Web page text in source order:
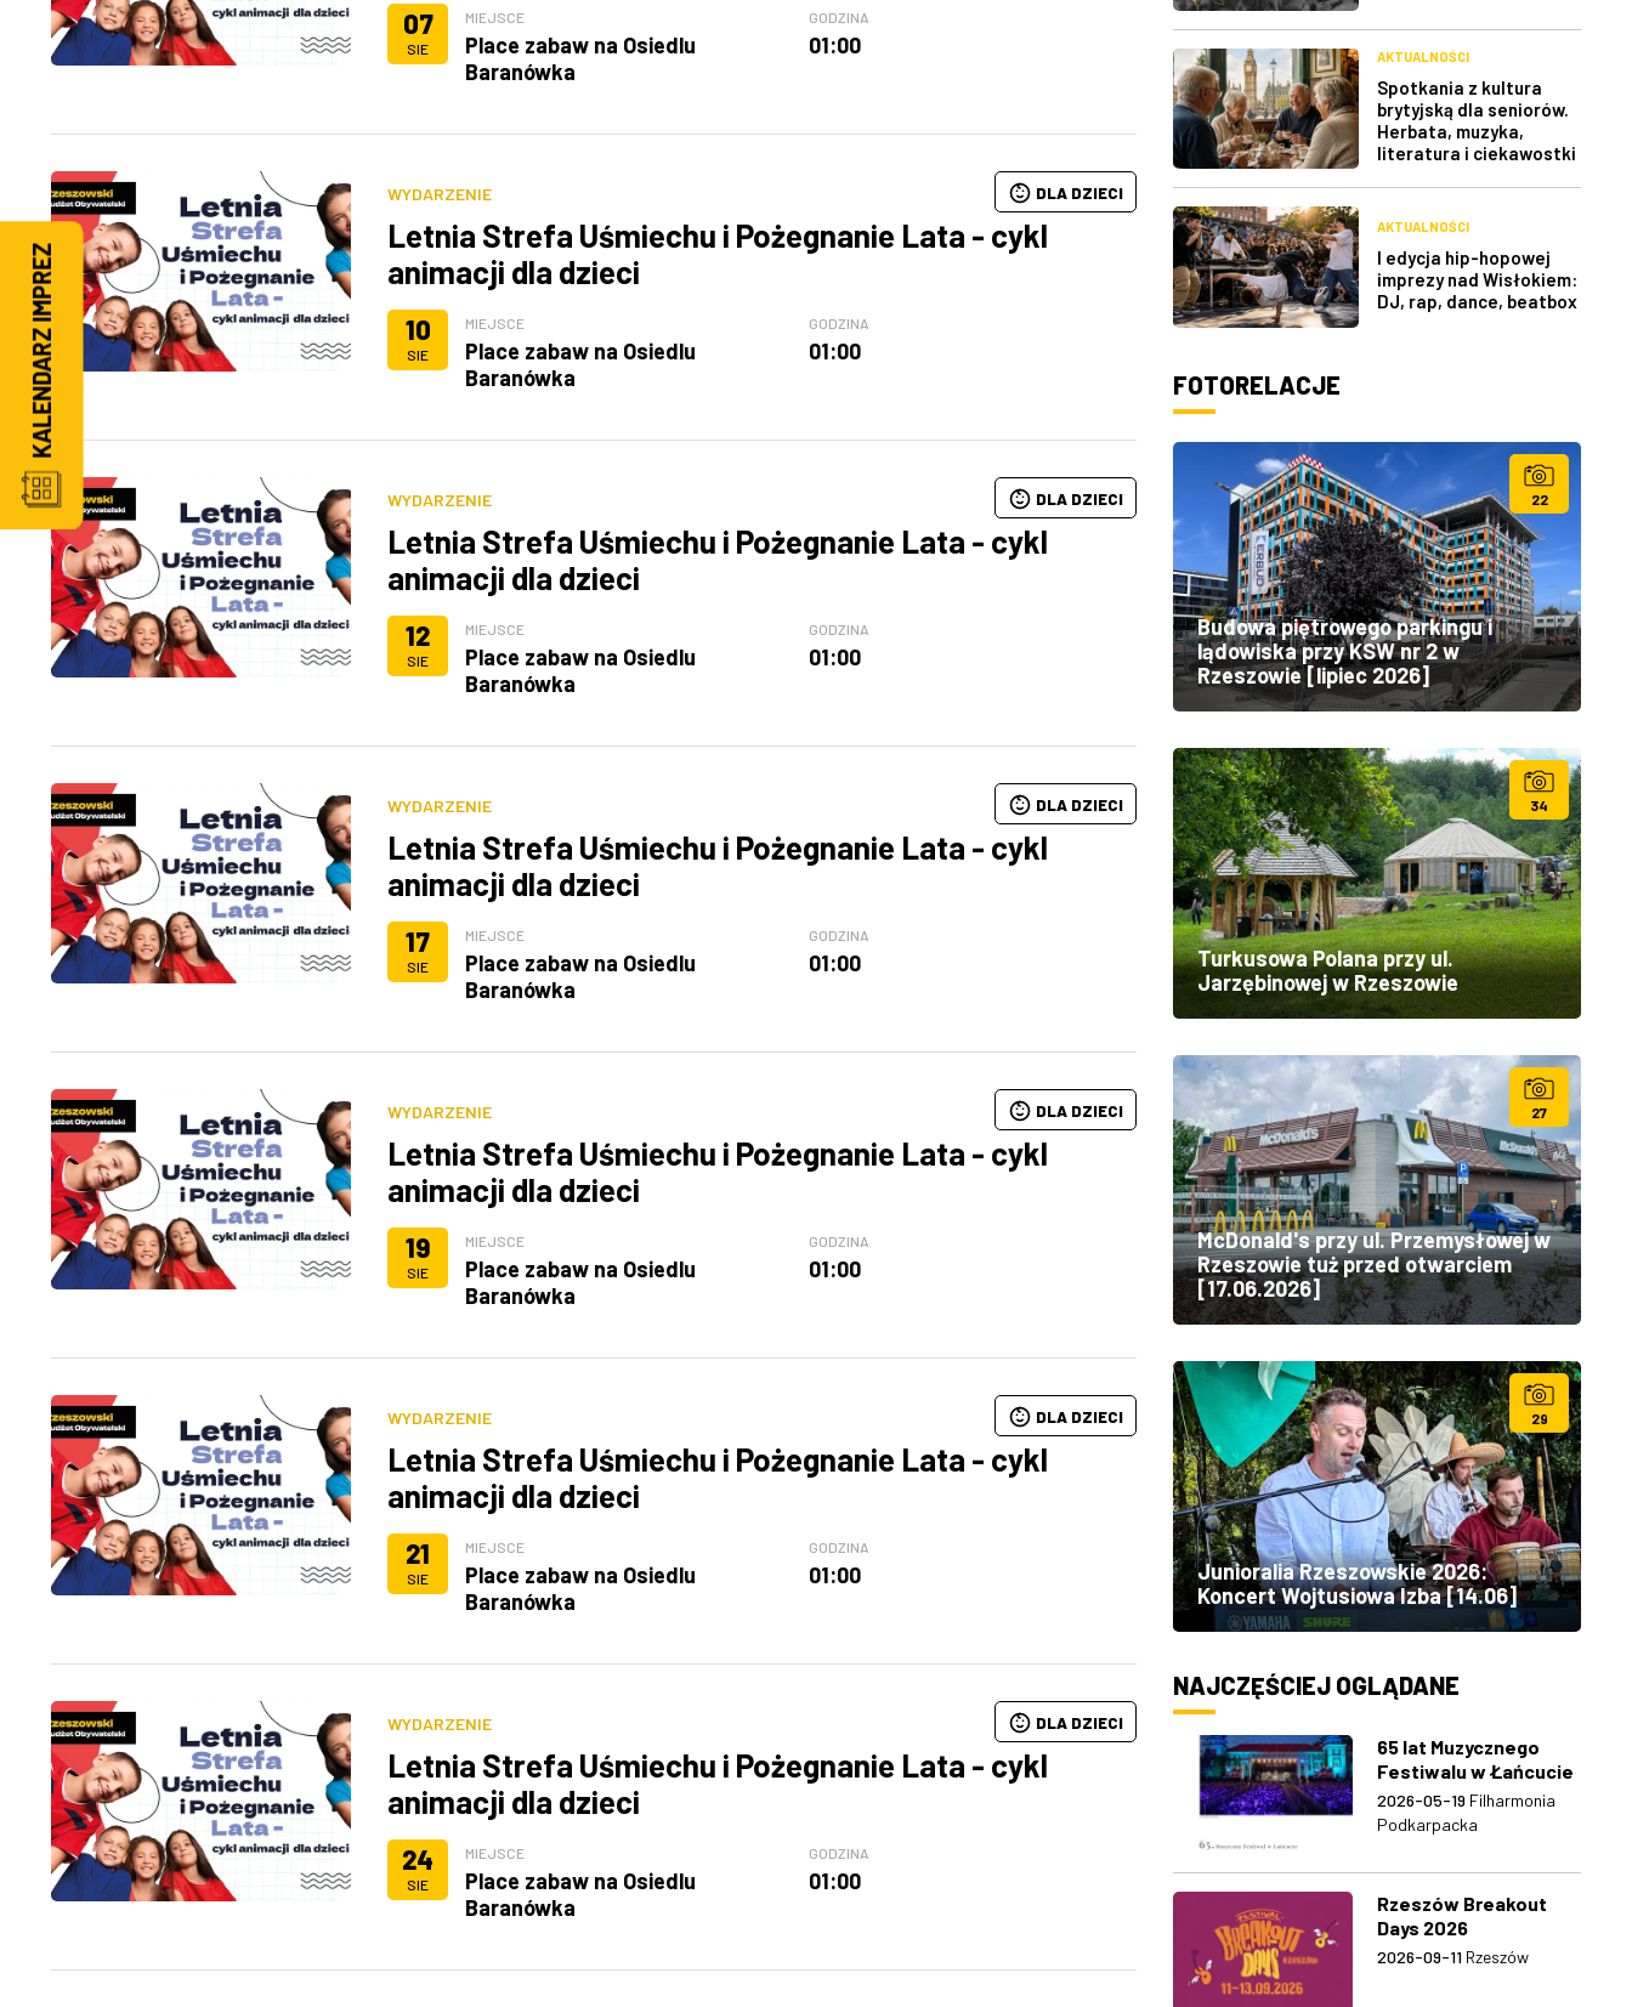
07
SIE
MIEJSCE
Place zabaw na Osiedlu
Baranówka
GODZINA
01:00
WYDARZENIE
Letnia Strefa Uśmiechu i Pożegnanie Lata - cykl
animacji dla dzieci
10
SIE
MIEJSCE
Place zabaw na Osiedlu
Baranówka
GODZINA
01:00
DLA DZIECI
WYDARZENIE
Letnia Strefa Uśmiechu i Pożegnanie Lata - cykl
animacji dla dzieci
12
SIE
MIEJSCE
Place zabaw na Osiedlu
Baranówka
GODZINA
01:00
DLA DZIECI
WYDARZENIE
Letnia Strefa Uśmiechu i Pożegnanie Lata - cykl
animacji dla dzieci
17
SIE
MIEJSCE
Place zabaw na Osiedlu
Baranówka
GODZINA
01:00
DLA DZIECI
WYDARZENIE
Letnia Strefa Uśmiechu i Pożegnanie Lata - cykl
animacji dla dzieci
19
SIE
MIEJSCE
Place zabaw na Osiedlu
Baranówka
GODZINA
01:00
DLA DZIECI
WYDARZENIE
Letnia Strefa Uśmiechu i Pożegnanie Lata - cykl
animacji dla dzieci
21
SIE
MIEJSCE
Place zabaw na Osiedlu
Baranówka
GODZINA
01:00
DLA DZIECI
WYDARZENIE
Letnia Strefa Uśmiechu i Pożegnanie Lata - cykl
animacji dla dzieci
24
SIE
MIEJSCE
Place zabaw na Osiedlu
Baranówka
GODZINA
01:00
DLA DZIECI
AKTUALNOŚCI
Spotkania z kultura
brytyjską dla seniorów.
Herbata, muzyka,
literatura i ciekawostki
AKTUALNOŚCI
I edycja hip-hopowej
imprezy nad Wisłokiem:
DJ, rap, dance, beatbox
FOTORELACJE
22
Budowa piętrowego parkingu i
lądowiska przy KSW nr 2 w
Rzeszowie [lipiec 2026]
34
Turkusowa Polana przy ul.
Jarzębinowej w Rzeszowie
27
McDonald's przy ul. Przemysłowej w
Rzeszowie tuż przed otwarciem
[17.06.2026]
29
Junioralia Rzeszowskie 2026:
Koncert Wojtusiowa Izba [14.06]
NAJCZĘŚCIEJ OGLĄDANE
65 lat Muzycznego
Festiwalu w Łańcucie
2026-05-19 Filharmonia
Podkarpacka
Rzeszów Breakout
Days 2026
2026-09-11 Rzeszów
KALENDARZ IMPREZ